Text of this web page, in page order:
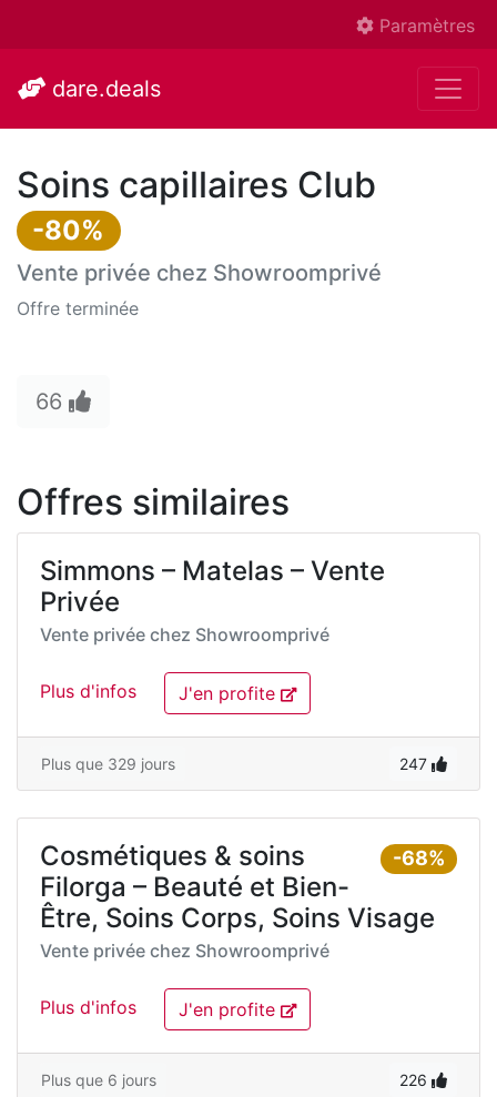
Paramètres
dare.deals
Soins capillaires Club
-80%
Vente privée chez Showroomprivé
Offre terminée
66
Offres similaires
Simmons – Matelas – Vente
Privée
Vente privée chez Showroomprivé
Plus d'infos J'en profite
Plus que 329 jours 247
-68%
Cosmétiques & soins
Filorga – Beauté et Bien-
Être, Soins Corps, Soins Visage
Vente privée chez Showroomprivé
Plus d'infos J'en profite
Plus que 6 jours 226